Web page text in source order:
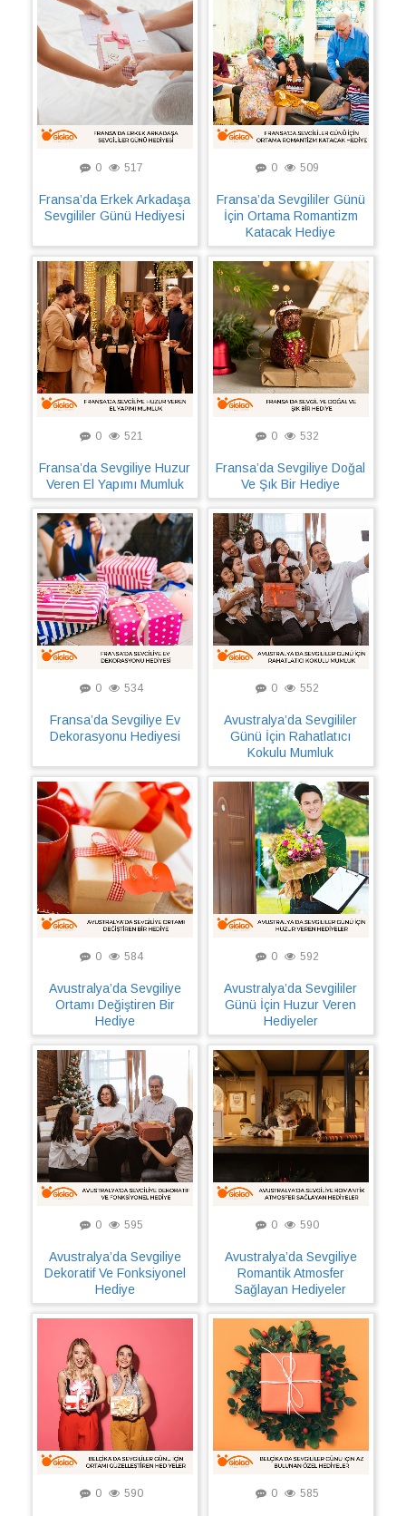
0 517
Fransa’da Erkek Arkadaşa
Sevgililer Günü Hediyesi
0 509
Fransa’da Sevgililer Günü
İçin Ortama Romantizm
Katacak Hediye
0 521
Fransa’da Sevgiliye Huzur
Veren El Yapımı Mumluk
0 532
Fransa’da Sevgiliye Doğal
Ve Şık Bir Hediye
0 534
Fransa’da Sevgiliye Ev
Dekorasyonu Hediyesi
0 552
Avustralya’da Sevgililer
Günü İçin Rahatlatıcı
Kokulu Mumluk
0 584
Avustralya’da Sevgiliye
Ortamı Değiştiren Bir
Hediye
0 592
Avustralya’da Sevgililer
Günü İçin Huzur Veren
Hediyeler
0 595
Avustralya’da Sevgiliye
Dekoratif Ve Fonksiyonel
Hediye
0 590
Avustralya’da Sevgiliye
Romantik Atmosfer
Sağlayan Hediyeler
0 590 0 585